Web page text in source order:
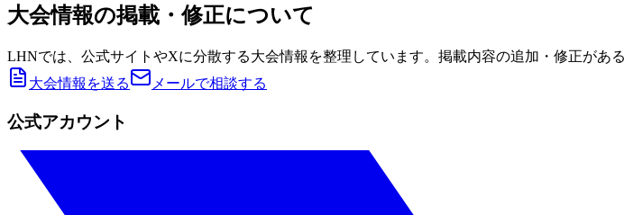
大会情報の掲載・修正について
LHNでは、公式サイトやXに分散する大会情報を整理しています。掲載内容の追加・修正があ
大会情報を送る
メールで相談する
公式アカウント